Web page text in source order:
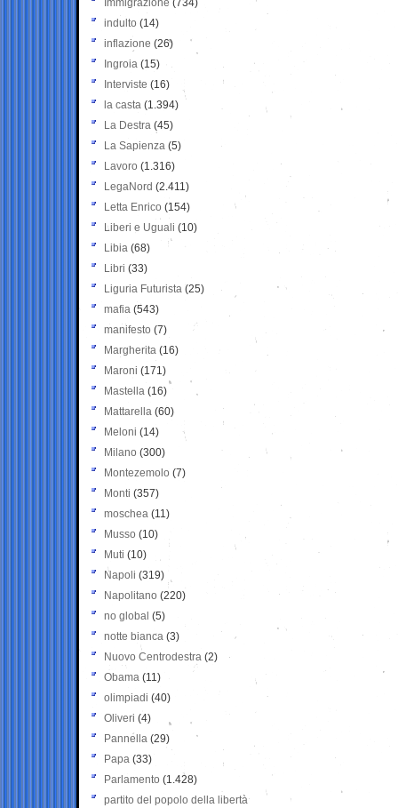
Immigrazione (734)
indulto (14)
inflazione (26)
Ingroia (15)
Interviste (16)
la casta (1.394)
La Destra (45)
La Sapienza (5)
Lavoro (1.316)
LegaNord (2.411)
Letta Enrico (154)
Liberi e Uguali (10)
Libia (68)
Libri (33)
Liguria Futurista (25)
mafia (543)
manifesto (7)
Margherita (16)
Maroni (171)
Mastella (16)
Mattarella (60)
Meloni (14)
Milano (300)
Montezemolo (7)
Monti (357)
moschea (11)
Musso (10)
Muti (10)
Napoli (319)
Napolitano (220)
no global (5)
notte bianca (3)
Nuovo Centrodestra (2)
Obama (11)
olimpiadi (40)
Oliveri (4)
Pannella (29)
Papa (33)
Parlamento (1.428)
partito del popolo della libertà